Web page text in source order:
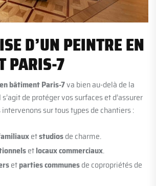
D’UN PEINTRE EN
PARIS-7
bâtiment Paris-7va bien au-delà de la
de protéger vos surfaces et d’assurer
sur tous types de chantiers :
etstudiosde charme.
etlocaux commerciaux.
etparties communesde copropriétés de